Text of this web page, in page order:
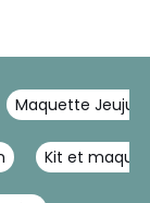
Maquette Jeujura
Kit et